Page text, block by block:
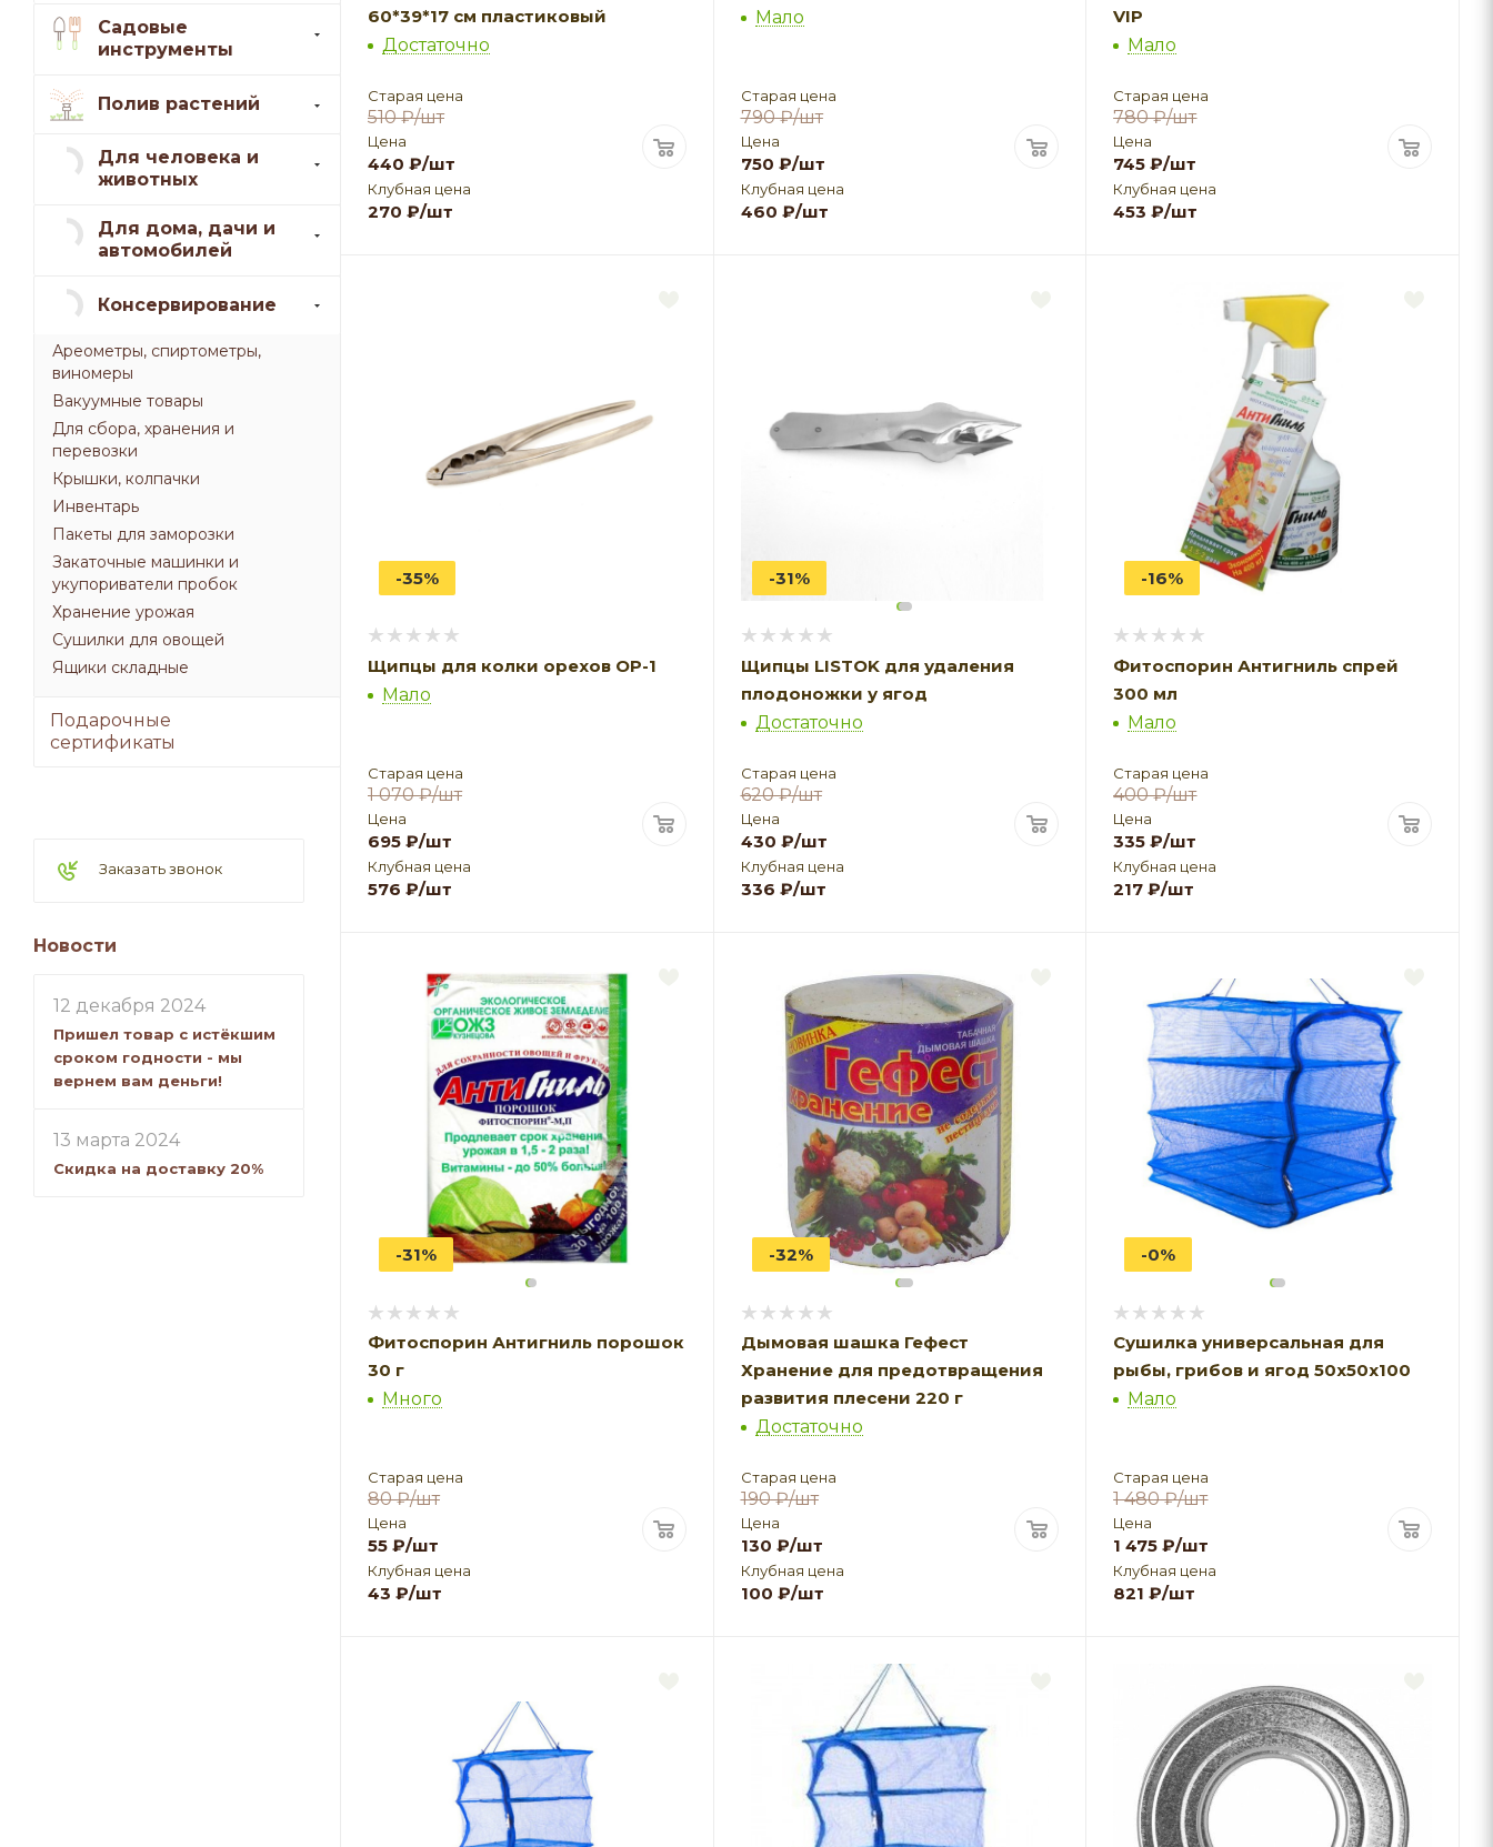
60*39*17 см пластиковый
Достаточно
Старая цена
510₽/шт
Цена
440 ₽/шт
Клубная цена
270 ₽/шт
Мало
Старая цена
790₽/шт
Цена
750 ₽/шт
Клубная цена
460 ₽/шт
VIP
Мало
Старая цена
780₽/шт
Цена
745 ₽/шт
Клубная цена
453 ₽/шт
-35%
Щипцы для колки орехов ОР-1
Мало
Старая цена
1 070₽/шт
Цена
695 ₽/шт
Клубная цена
576 ₽/шт
-31%
Щипцы LISTOK для удаления
плодоножки у ягод
Достаточно
Старая цена
620₽/шт
Цена
430 ₽/шт
Клубная цена
336 ₽/шт
-16%
Фитоспорин Антигниль спрей
300 мл
Мало
Старая цена
400₽/шт
Цена
335 ₽/шт
Клубная цена
217 ₽/шт
-31%
Фитоспорин Антигниль порошок
30 г
Много
Старая цена
80₽/шт
Цена
55 ₽/шт
Клубная цена
43 ₽/шт
-32%
Дымовая шашка Гефест
Хранение для предотвращения
развития плесени 220 г
Достаточно
Старая цена
190₽/шт
Цена
130 ₽/шт
Клубная цена
100 ₽/шт
-0%
Сушилка универсальная для
рыбы, грибов и ягод 50х50х100
Мало
Старая цена
1 480₽/шт
Цена
1 475 ₽/шт
Клубная цена
821 ₽/шт
Садовые
инструменты
Полив растений
Для человека и
животных
Для дома, дачи и
автомобилей
Консервирование
Ареометры, спиртометры,
виномеры
Вакуумные товары
Для сбора, хранения и
перевозки
Крышки, колпачки
Инвентарь
Пакеты для заморозки
Закаточные машинки и
укупориватели пробок
Хранение урожая
Сушилки для овощей
Ящики складные
Подарочные
сертификаты
Заказать звонок
Новости
12 декабря 2024
Пришел товар с истёкшим
сроком годности - мы
вернем вам деньги!
13 марта 2024
Скидка на доставку 20%